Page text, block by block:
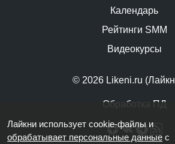
© 2026 Likeni.ru
Обработка ПД
Календарь
Рейтинги SMM
Видеокурсы
Лайкни использует cookie-файлы и
обрабатывает персональные данные с